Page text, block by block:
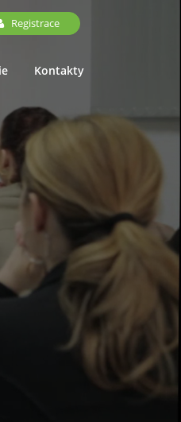
Registrace
Kontakty